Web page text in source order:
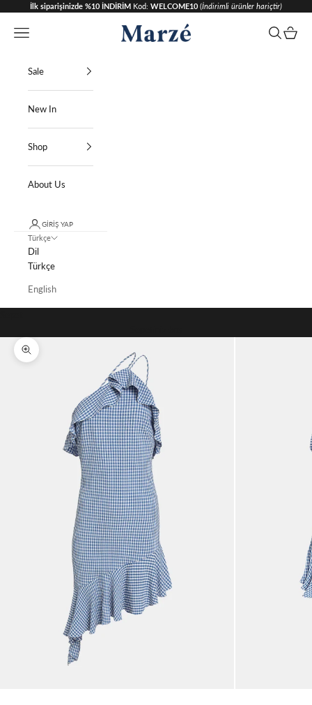
İçeriğe geçİlk siparişinizde %10 İNDİRİM Kod: WELCOME10 (İndirimli ürünler hariçtir)
Marzé Istanbul
Menü Ara Sepet
Sale
New In
Shop
About Us
GIRIŞ YAP
Türkçe
Dil
Türkçe
English
Yakınlaştır